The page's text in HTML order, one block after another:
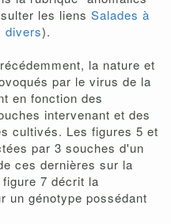
les liens Salades à
divers).
la nature et
par le virus de la
en fonction des
intervenant et des
cultivés. Les figures 5 et
par 3 souches d'un
ces dernières sur la
7 décrit la
un génotype possédant